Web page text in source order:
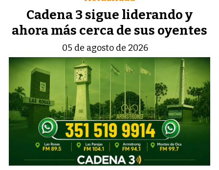
Cadena 3 sigue liderando y
ahora más cerca de sus oyentes
05 de agosto de 2026